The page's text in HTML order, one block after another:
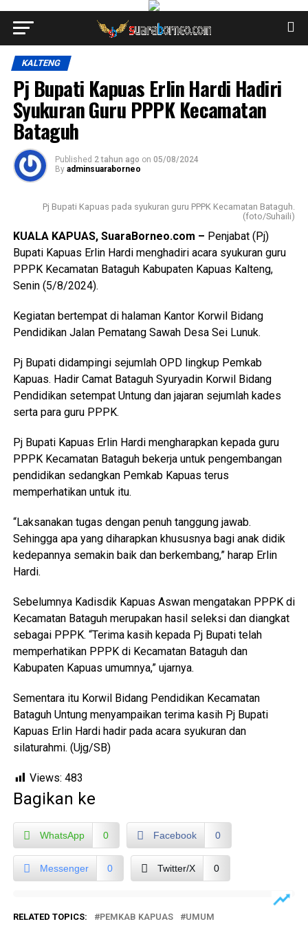
KALTENG
Pj Bupati Kapuas Erlin Hardi Hadiri
Syukuran Guru PPPK Kecamatan
Bataguh
Published 2 tahun ago on 05/08/2024
By adminsuaraborneo
Pj Bupati Kapuas pada syukuran guru PPPK Kecamatan Bataguh.
(foto/Suhaili)
KUALA KAPUAS, SuaraBorneo.com – Penjabat (Pj)
Bupati Kapuas Erlin Hardi menghadiri acara syukuran guru
PPPK Kecamatan Bataguh Kabupaten Kapuas Kalteng,
Senin (5/8/2024).
Kegiatan bertempat di halaman Kantor Korwil Bidang
Pendidikan Jalan Pematang Sawah Desa Sei Lunuk.
Pj Bupati didampingi sejumlah OPD lingkup Pemkab
Kapuas. Hadir Camat Bataguh Syuryadin Korwil Bidang
Pendidikan setempat Untung dan jajaran sejumlah kades
serta para guru PPPK.
Pj Bupati Kapuas Erlin Hardi mengharapkan kepada guru
PPPK Kecamatan Bataguh bekerja untuk pengembangan
pendidikan sedangkan Pemkab Kapuas terus
memperhatikan untuk itu.
“Laksanakan tugas dengan penuh tanggung jawab.
Sehingga apa yang diharapkan khususnya bagi anak didik
kedepannya semakin baik dan berkembang,” harap Erlin
Hardi.
Sebelumnya Kadisdik Kapuas Aswan mengatakan PPPK di
Kecamatan Bataguh merupakan hasil seleksi dan diangkat
sebagai PPPK. “Terima kasih kepada Pj Bupati telah
memperhatikan PPPK di Kecamatan Bataguh dan
Kabupaten Kapuas umumnya,” ujarnya.
Sementara itu Korwil Bidang Pendidikan Kecamatan
Bataguh Untung menyampaikan terima kasih Pj Bupati
Kapuas Erlin Hardi hadir pada acara syukuran dan
silaturahmi. (Ujg/SB)
Views: 483
Bagikan ke
WhatsApp 0 Facebook 0
Messenger 0 Twitter/X 0
RELATED TOPICS: PEMKAB KAPUAS UMUM